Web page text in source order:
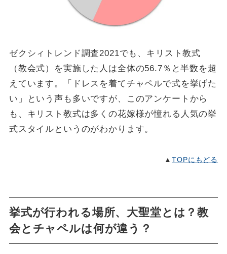
ゼクシィトレンド調査2021でも、キリスト教式
（教会式）を実施した人は全体の56.7％と半数を超
えています。「ドレスを着てチャペルで式を挙げた
い」という声も多いですが、このアンケートから
も、キリスト教式は多くの花嫁様が憧れる人気の挙
式スタイルというのがわかります。
▲TOPにもどる
挙式が行われる場所、大聖堂とは？教
会とチャペルは何が違う？